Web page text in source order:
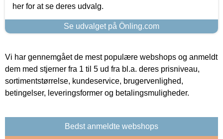
her for at se deres udvalg.
Se udvalget på Önling.com
Vi har gennemgået de mest populære webshops og anmeldt
dem med stjerner fra 1 til 5 ud fra bl.a. deres prisniveau,
sortimentstørrelse, kundeservice, brugervenlighed,
betingelser, leveringsformer og betalingsmuligheder.
Bedst anmeldte webshops